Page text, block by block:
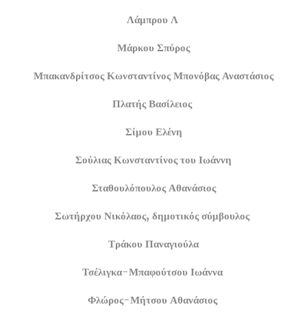
Λάμπρου Λ
Μάρκου Σπύρος
Μπακανδρίτσος Κωνσταντίνος Μπονόβας Αναστάσιος
Πλατής Βασίλειος
Σίμου Ελένη
Σούλιας Κωνσταντίνος του Ιωάννη
Σταθουλόπουλος Αθανάσιος
Σωτήρχου Νικόλαος, δημοτικός σύμβουλος
Τράκου Παναγιούλα
Τσέλιγκα-Μπαφούτσου Ιωάννα
Φλώρος-Μήτσου Αθανάσιος